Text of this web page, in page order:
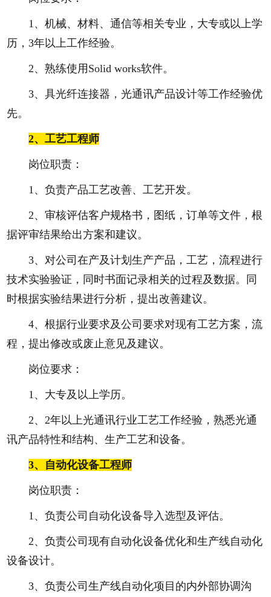
1、机械、材料、通信等相关专业，大专或以上学
历，3年以上工作经验。
2、熟练使用Solid works软件。
3、具光纤连接器，光通讯产品设计等工作经验优
先。
2、工艺工程师
岗位职责：
1、负责产品工艺改善、工艺开发。
2、审核评估客户规格书，图纸，订单等文件，根
据评审结果给出方案和建议。
3、对公司在产及计划生产产品，工艺，流程进行
技术实验验证，同时书面记录相关的过程及数据。同
时根据实验结果进行分析，提出改善建议。
4、根据行业要求及公司要求对现有工艺方案，流
程，提出修改或废止意见及建议。
岗位要求：
1、大专及以上学历。
2、2年以上光通讯行业工艺工作经验，熟悉光通
讯产品特性和结构、生产工艺和设备。
3、 自动化设备工程师
岗位职责：
1、负责公司自动化设备导入选型及评估。
2、负责公司现有自动化设备优化和生产线自动化
设备设计。
3、负责公司生产线自动化项目的内外部协调沟